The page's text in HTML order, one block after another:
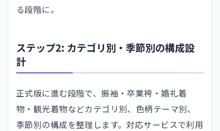
る段階に。
ステップ2: カテゴリ別・季節別の構成設
計
正式版に進む段階で、振袖・卒業袴・婚礼着
物・観光着物などカテゴリ別、色柄テーマ別、
季節別の構成を整理します。対応サービスで利用